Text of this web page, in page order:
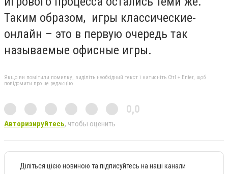
Таким образом, игры классические-
онлайн – это в первую очередь так
называемые офисные игры.
Якщо ви помітили помилку, виділіть необхідний текст і натисніть Ctrl + Enter, щоб
повідомити про це редакцію
0,0
Авторизируйтесь, чтобы оценить
Діліться цією новиною та підписуйтесь на наші канали